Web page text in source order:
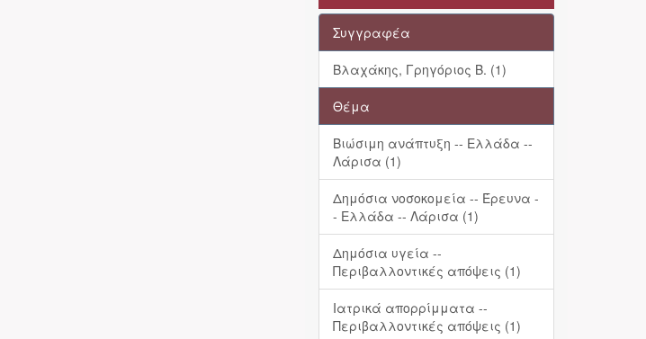
Συγγραφέα
Βλαχάκης, Γρηγόριος Β. (1)
Θέμα
Βιώσιμη ανάπτυξη -- Ελλάδα --
Λάρισα (1)
Δημόσια νοσοκομεία -- Έρευνα -
- Ελλάδα -- Λάρισα (1)
Δημόσια υγεία --
Περιβαλλοντικές απόψεις (1)
Ιατρικά απορρίμματα --
Περιβαλλοντικές απόψεις (1)